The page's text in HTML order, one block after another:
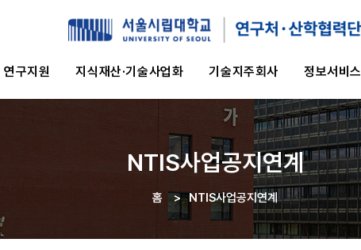
연구지원 지식재산·기술사업화 기술지주회사 정보서비스
NTIS사업공지연계
이동
경로
홈 > NTIS사업공지연계